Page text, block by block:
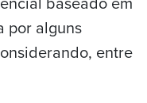
por alguns
entre